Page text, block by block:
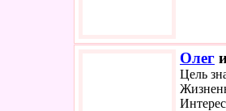
Олег
Цель